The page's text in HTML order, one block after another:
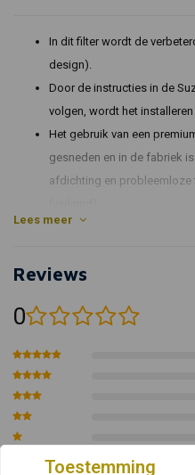
In dit filter wordt de
design).
Door de instructies in de
volgen, wordt het installeren
Het gebruik van een
gesneden en in de fabriek
afdichting en
Met 4 lagen DNA Cotton is
Dit DNA FCD-filter heeft een
168,90 CFM (Cubic Feet Per
Details:
Lees meer
Reviews
0
Toestemming